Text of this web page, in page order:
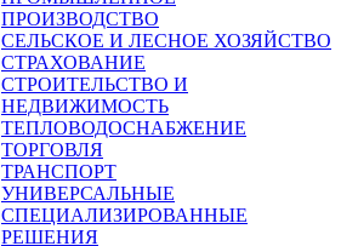
ПРОИЗВОДСТВО
СЕЛЬСКОЕ И ЛЕСНОЕ ХОЗЯЙСТВО
СТРАХОВАНИЕ
СТРОИТЕЛЬСТВО И
НЕДВИЖИМОСТЬ
ТЕПЛОВОДОСНАБЖЕНИЕ
ТОРГОВЛЯ
ТРАНСПОРТ
УНИВЕРСАЛЬНЫЕ
СПЕЦИАЛИЗИРОВАННЫЕ
РЕШЕНИЯ